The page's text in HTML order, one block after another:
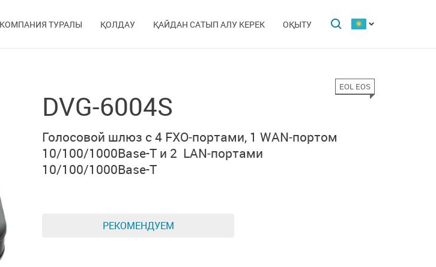
КОМПАНИЯ ТУРАЛЫ ҚОЛДАУ ҚАЙДАН САТЫП АЛУ КЕРЕК ОҚЫТУ
DVG-6004S
EOL EOS
Голосовой шлюз с4 FXO‑портами, 1 WAN‑портом
10/100/1000Base-T и 2 LAN‑портами
10/100/1000Base-T
РЕКОМЕНДУЕМ